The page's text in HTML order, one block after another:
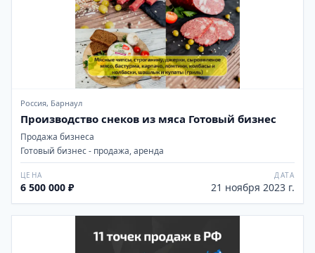
Россия, Барнаул
Производство снеков из мяса Готовый бизнес
Продажа бизнеса
Готовый бизнес - продажа, аренда
ЦЕНА
6 500 000 ₽
ДАТА
21 ноября 2023 г.